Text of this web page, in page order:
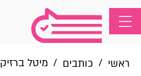
ראשי / כותבים / מיטל ברזיק